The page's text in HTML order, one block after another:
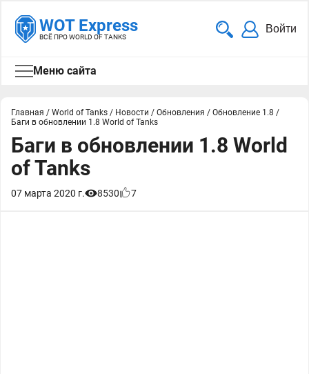
WOT Express
ВСЁ ПРО WORLD OF TANKS
Войти
Меню сайта
Главная / World of Tanks / Новости / Обновления / Обновление 1.8 /
Баги в обновлении 1.8 World of Tanks
Баги в обновлении 1.8 World
of Tanks
07 марта 2020 г. 8530 7